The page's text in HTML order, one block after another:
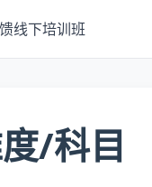
线下培训班
/科目